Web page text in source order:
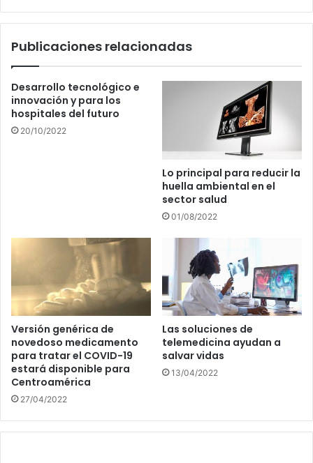
Publicaciones relacionadas
Desarrollo tecnológico e
innovación y para los
hospitales del futuro
20/10/2022
Lo principal para reducir la
huella ambiental en el
sector salud
01/08/2022
Versión genérica de
novedoso medicamento
para tratar el COVID-19
estará disponible para
Centroamérica
27/04/2022
Las soluciones de
telemedicina ayudan a
salvar vidas
13/04/2022